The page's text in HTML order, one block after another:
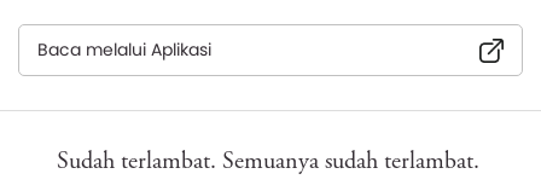
Baca melalui Aplikasi
Sudah terlambat. Semuanya sudah terlambat.